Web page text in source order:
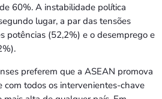
60%. A instabilidade política
lugar, a par das tensões
potências (52,2%) e o desemprego e
preferem que a ASEAN promova
todos os intervenientes-chave